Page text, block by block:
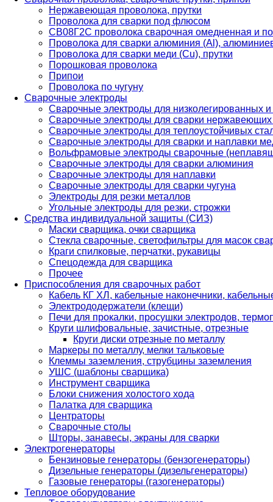
Нержавеющая проволока, прутки
Проволока для сварки под флюсом
СВ08Г2С проволока сварочная омедненная и
Проволока для сварки алюминия (Al),
Проволока для сварки меди (Cu), прутки
Порошковая проволока
Припои
Проволока по чугуну
Сварочные электроды
Сварочные электроды для низколегированных и
Сварочные электроды для сварки
Сварочные электроды для теплоустойчивых
Сварочные электроды для сварки и наплавки
Вольфрамовые электроды сварочные
Сварочные электроды для сварки алюминия
Сварочные электроды для наплавки
Сварочные электроды для сварки чугуна
Электроды для резки металлов
Угольные электроды для резки, строжки
Средства индивидуальной защиты (СИЗ)
Маски сварщика, очки сварщика
Стекла сварочные, светофильтры для масок
Краги спилковые, перчатки, рукавицы
Спецодежда для сварщика
Прочее
Приспособления для сварочных работ
Кабель КГ ХЛ, кабельные наконечники,
Электрододержатели (клещи)
Печи для прокалки, просушки электродов,
Круги шлифовальные, зачистные, отрезные
Круги диски отрезные по металлу
Маркеры по металлу, мелки тальковые
Клеммы заземления, струбцины заземления
УШС (шаблоны сварщика)
Инструмент сварщика
Блоки снижения холостого хода
Палатка для сварщика
Центраторы
Сварочные столы
Шторы, занавесы, экраны для сварки
Электрогенераторы
Бензиновые генераторы (бензогенераторы)
Дизельные генераторы (дизельгенераторы)
Газовые генераторы (газогенераторы)
Тепловое оборудование